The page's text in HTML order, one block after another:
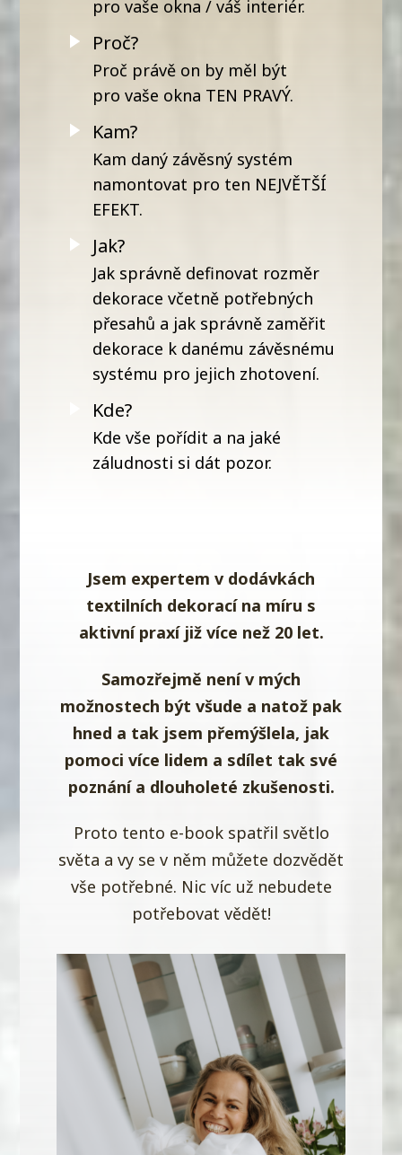
pro vaše okna / váš interiér.
Proč?
Proč právě on by měl být
pro vaše okna TEN PRAVÝ.
Kam?
Kam daný závěsný systém
namontovat pro ten NEJVĚTŠÍ
EFEKT.
Jak?
Jak správně definovat rozměr
dekorace včetně potřebných
přesahů a jak správně zaměřit
dekorace k danému závěsnému
systému pro jejich zhotovení.
Kde?
Kde vše pořídit a na jaké
záludnosti si dát pozor.
Jsem expertem v dodávkách
textilních dekorací na míru s
aktivní praxí již více než 20 let.
Samozřejmě není v mých
možnostech být všude a natož pak
hned a tak jsem přemýšlela, jak
pomoci více lidem a sdílet tak své
poznání a dlouholeté zkušenosti.
Proto tento e-book spatřil světlo
světa a vy se v něm můžete dozvědět
vše potřebné. Nic víc už nebudete
potřebovat vědět!